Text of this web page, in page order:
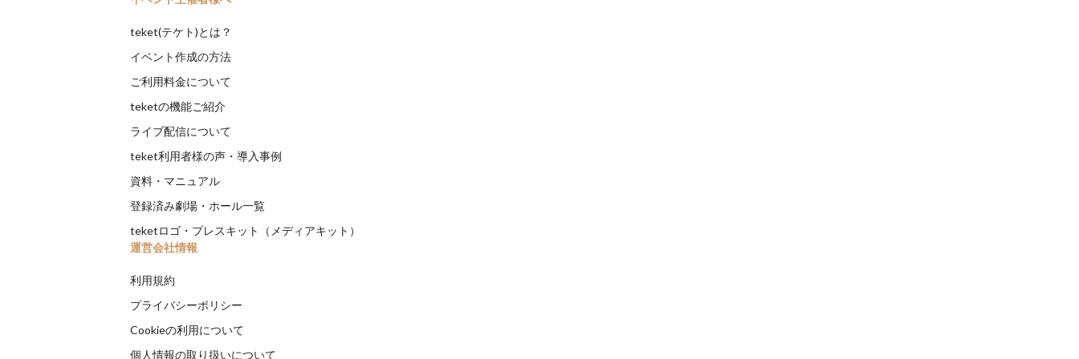
teket(テケト)とは？
イベント作成の方法
ご利用料金について
teketの機能ご紹介
ライブ配信について
teket利用者様の声・導入事例
資料・マニュアル
登録済み劇場・ホール一覧
teketロゴ・プレスキット（メディアキット）
運営会社情報
利用規約
プライバシーポリシー
Cookieの利用について
個人情報の取り扱いについて